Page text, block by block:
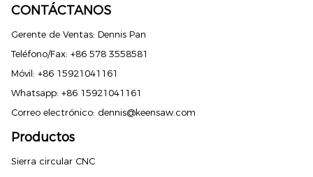
CONTÁCTANOS
Gerente de Ventas: Dennis Pan
Teléfono/Fax: +86 578 3558581
Móvil: +86 15921041161
Whatsapp: +86 15921041161
Correo electrónico: dennis@keensaw.com
Productos
Sierra circular CNC